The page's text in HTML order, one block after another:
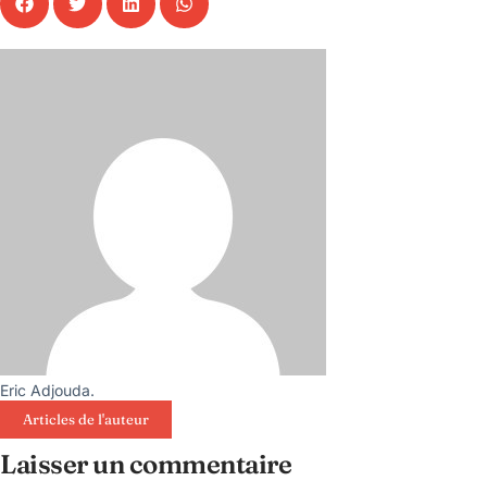
Eric Adjouda.
Articles de l'auteur
Laisser un commentaire